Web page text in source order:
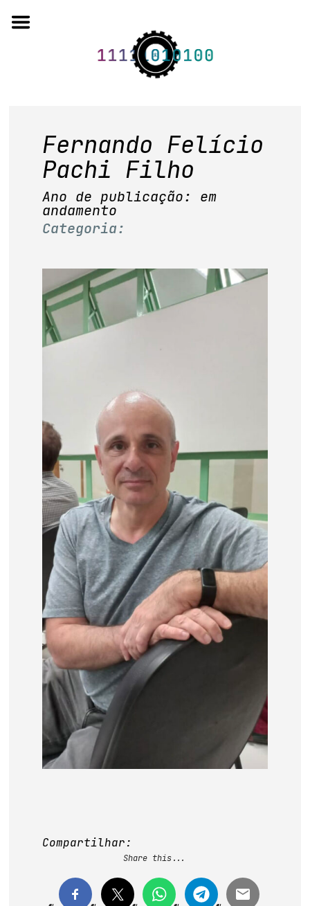
to
quem somos
artigos em periódicos
anais de eventos
editorial
base de dados
Fernando Felício
Pachi Filho
Ano de publicação: em
andamento
Categoria:
Compartilhar:
Share this...